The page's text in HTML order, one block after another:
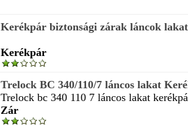
Kerékpár biztonsági zárak láncok
Kerékpár
Trelock BC 340/110/7 láncos lakat
Trelock bc 340 110 7 láncos lakat
Zár